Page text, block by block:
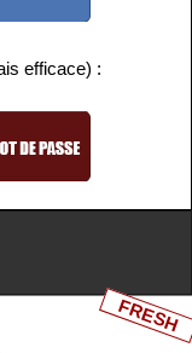
efficace) :
FRESH